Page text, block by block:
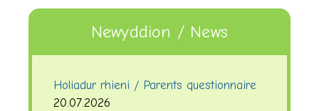
Newyddion / News
Holiadur rhieni / Parents questionnaire
20.07.2026